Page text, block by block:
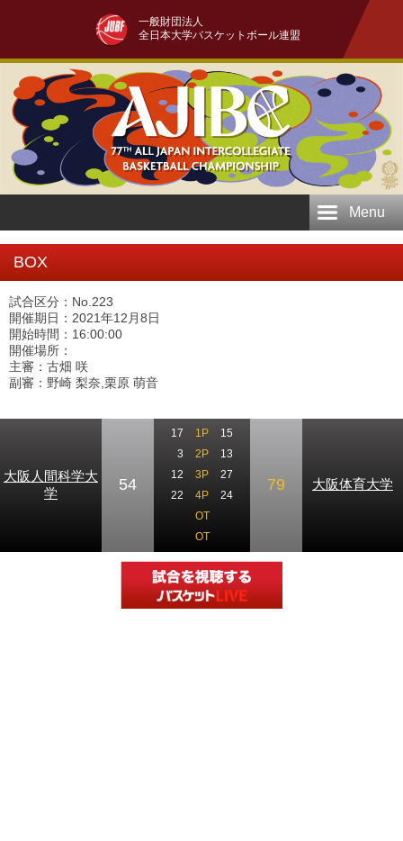
一般財団法人
全日本大学バスケットボール連盟
Menu
BOX
試合区分：No.223
開催期日：2021年12月8日
開始時間：16:00:00
開催場所：
主審：古畑 咲
副審：野崎 梨奈,栗原 萌音
大阪人間科学大
学
54
17 1P
15
3
2P
13
12
3P
27
22
4P
24
OT
OT
79 大阪体育大学